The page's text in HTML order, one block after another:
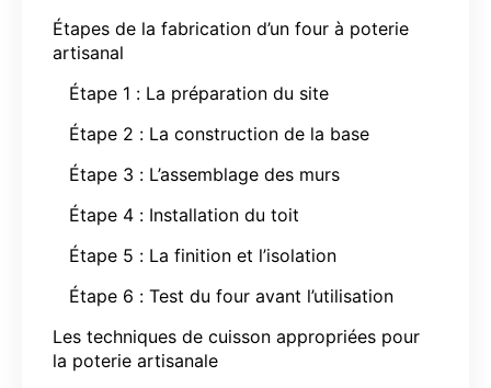
Étapes de la fabrication d’un four à poterie
artisanal
Étape 1 : La préparation du site
Étape 2 : La construction de la base
Étape 3 : L’assemblage des murs
Étape 4 : Installation du toit
Étape 5 : La finition et l’isolation
Étape 6 : Test du four avant l’utilisation
Les techniques de cuisson appropriées pour
la poterie artisanale